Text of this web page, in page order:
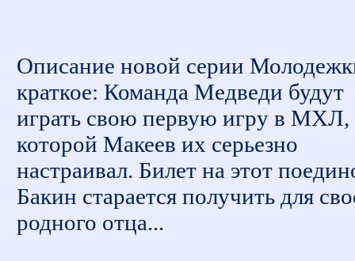
Описание новой серии
краткое: Команда Медведи будут
играть свою первую игру в МХЛ,
которой Макеев их серьезно
настраивал. Билет на этот
Бакин старается получить для
родного отца...